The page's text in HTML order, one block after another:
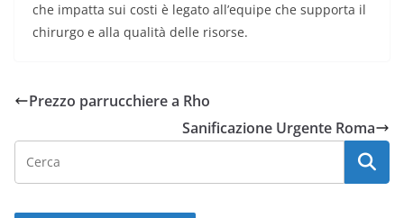
che impatta sui costi è legato all’equipe che supporta il
chirurgo e alla qualità delle risorse.
Prezzo parrucchiere a Rho
Sanificazione Urgente Roma